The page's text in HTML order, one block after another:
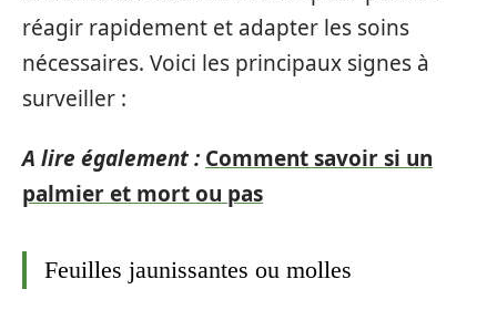
réagir rapidement et adapter les soins
nécessaires. Voici les principaux signes à
surveiller :
A lire également : Comment savoir si un
palmier et mort ou pas
Feuilles jaunissantes ou molles